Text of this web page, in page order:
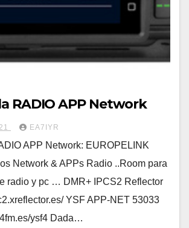
RADIO APP Network
EA7IYR
APP Network: EUROPELINK
Network & APPs Radio ..Room para
radio y pc … DMR+ IPCS2 Reflector
YSF APP-NET 53033
ysf4 Dada…